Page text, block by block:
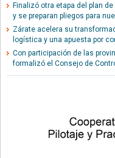
Finalizó otra etapa del plan
y se preparan pliegos para
Zárate acelera su
logística y una apuesta por
Con participación de las
formalizó el Consejo de